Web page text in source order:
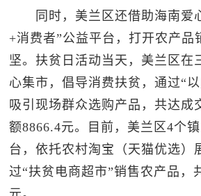
同时，美兰区还借助海南爱
+消费者”公益平台，打开农产品
坚。扶贫日活动当天，美兰区在
心集市，倡导消费扶贫，通过“以
吸引现场群众选购产品，共达成
额8866.4元。目前，美兰区4个
台，依托农村淘宝（天猫优选）
过“扶贫电商超市”销售农产品，